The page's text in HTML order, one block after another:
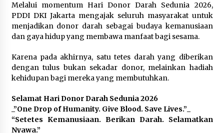
Melalui momentum Hari Donor Darah Sedunia 2026,
PDDI DKI Jakarta mengajak seluruh masyarakat untuk
menjadikan donor darah sebagai budaya kemanusiaan
dan gaya hidup yang membawa manfaat bagi sesama.
Karena pada akhirnya, satu tetes darah yang diberikan
dengan tulus bukan sekadar donor, melainkan hadiah
kehidupan bagi mereka yang membutuhkan.
Selamat Hari Donor Darah Sedunia 2026
_”One Drop of Humanity. Give Blood. Save Lives.”_
“Setetes Kemanusiaan. Berikan Darah. Selamatkan
Nyawa.”